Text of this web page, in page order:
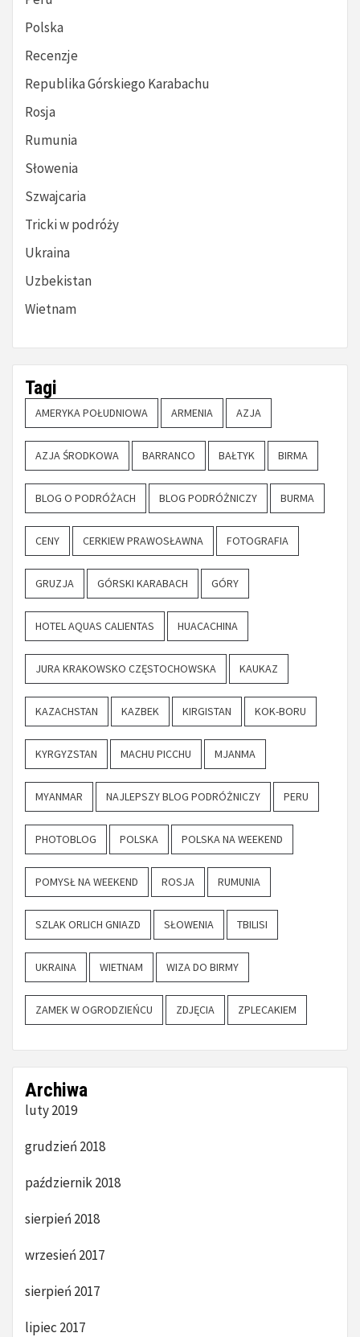
Polska
Recenzje
Republika Górskiego Karabachu
Rosja
Rumunia
Słowenia
Szwajcaria
Tricki w podróży
Ukraina
Uzbekistan
Wietnam
Tagi
AMERYKA POŁUDNIOWA ARMENIA AZJA
AZJA ŚRODKOWA BARRANCO BAŁTYK BIRMA
BLOG O PODRÓŻACH BLOG PODRÓŻNICZY BURMA
CENY CERKIEW PRAWOSŁAWNA FOTOGRAFIA
GRUZJA GÓRSKI KARABACH GÓRY
HOTEL AQUAS CALIENTAS HUACACHINA
JURA KRAKOWSKO CZĘSTOCHOWSKA KAUKAZ
KAZACHSTAN KAZBEK KIRGISTAN KOK-BORU
KYRGYZSTAN MACHU PICCHU MJANMA
MYANMAR NAJLEPSZY BLOG PODRÓŻNICZY PERU
PHOTOBLOG POLSKA POLSKA NA WEEKEND
POMYSŁ NA WEEKEND ROSJA RUMUNIA
SZLAK ORLICH GNIAZD SŁOWENIA TBILISI
UKRAINA WIETNAM WIZA DO BIRMY
ZAMEK W OGRODZIEŃCU ZDJĘCIA ZPLECAKIEM
Archiwa
luty 2019
grudzień 2018
październik 2018
sierpień 2018
wrzesień 2017
sierpień 2017
lipiec 2017